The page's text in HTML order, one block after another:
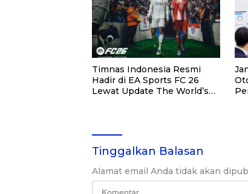
Timnas Indonesia Resmi
Hadir di EA Sports FC 26
Lewat Update The World’s
Tinggalkan Balasan
Alamat email Anda tidak akan